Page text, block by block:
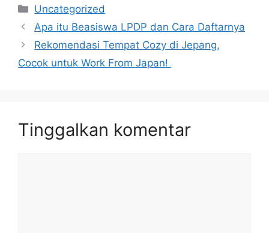
Kategori
Uncategorized
Apa itu Beasiswa LPDP dan Cara Daftarnya
Rekomendasi Tempat Cozy di Jepang,
Cocok untuk Work From Japan!
Tinggalkan komentar